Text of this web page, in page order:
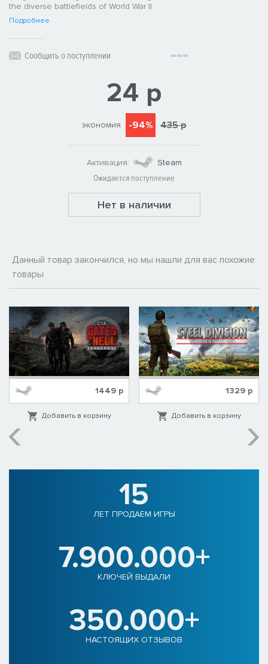
the diverse battlefields of World War II.
Подробнее
Сообщить о поступлении
24 р
экономия -94% 435 р
Активация:
Steam
Ожидается поступление
Нет в наличии
Данный товар закончился, но мы нашли для вас похожие
товары
1449 р
Добавить в корзину
1329 р
Добавить в корзину
15
ЛЕТ ПРОДАЕМ ИГРЫ
7.900.000+
КЛЮЧЕЙ ВЫДАЛИ
350.000+
НАСТОЯЩИХ ОТЗЫВОВ